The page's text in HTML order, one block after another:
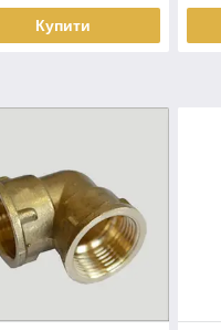
Купити